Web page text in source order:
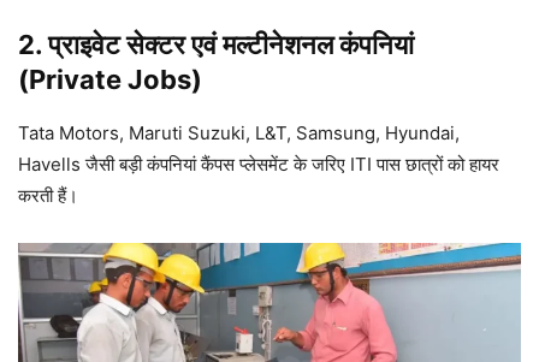
2. प्राइवेट सेक्टर एवं मल्टीनेशनल कंपनियां
(Private Jobs)
Tata Motors, Maruti Suzuki, L&T, Samsung, Hyundai,
Havells जैसी बड़ी कंपनियां कैंपस प्लेसमेंट के जरिए ITI पास छात्रों को हायर
करती हैं।